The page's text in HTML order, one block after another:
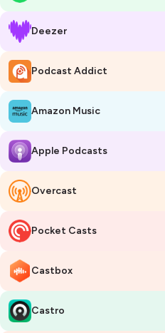
hypnose - Oser sa voix | Podcast on
découvrir son univers :
Le lien vers les accompagnements
– Une approche pour se retrouver
Je vous souhaite de vous offrir le
votre écoute :)
----------
Le cadeau offert
filmé pour installer les
💫 Les accompagnements
🎤Tu as des questions ?Contacte
échanger directement au téléphone :
Deezer
Podcast Addict
Amazon Music
Apple Podcasts
Overcast
Pocket Casts
Castbox
Castro